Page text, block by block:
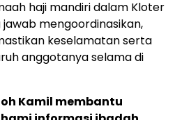
haji mandiri dalam Kloter
jawab mengoordinasikan,
keselamatan serta
anggotanya selama di
Kamil membantu